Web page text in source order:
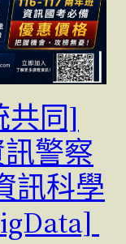
共同]
警察
訊科學